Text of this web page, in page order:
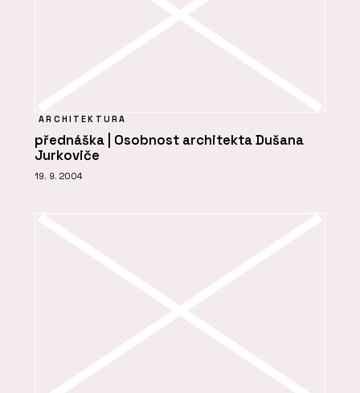
ARCHITEKTURA
přednáška | Osobnost architekta Dušana
Jurkoviče
19. 9. 2004